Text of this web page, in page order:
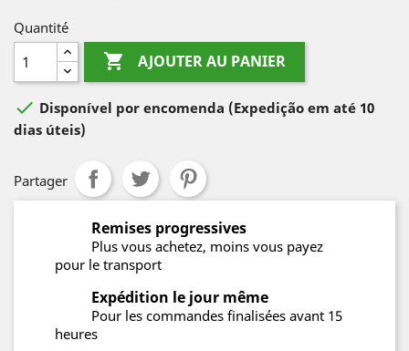
Quantité
 AJOUTER AU PANIER
 Disponível por encomenda (Expedição em até 10
dias úteis)
Partager
Remises progressives
Plus vous achetez, moins vous payez
pour le transport
Expédition le jour même
Pour les commandes finalisées avant 15
heures